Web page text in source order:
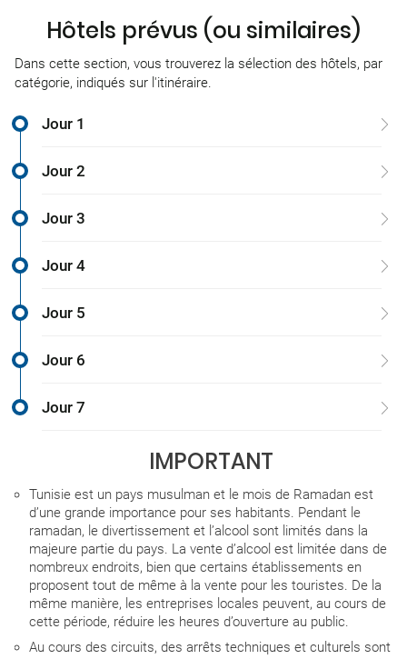
Hôtels prévus (ou similaires)
Dans cette section, vous trouverez la sélection des hôtels, par
catégorie, indiqués sur l'itinéraire.
Jour 1
Jour 2
Jour 3
Jour 4
Jour 5
Jour 6
Jour 7
IMPORTANT
Tunisie est un pays musulman et le mois de Ramadan est
d’une grande importance pour ses habitants. Pendant le
ramadan, le divertissement et l’alcool sont limités dans la
majeure partie du pays. La vente d’alcool est limitée dans de
nombreux endroits, bien que certains établissements en
proposent tout de même à la vente pour les touristes. De la
même manière, les entreprises locales peuvent, au cours de
cette période, réduire les heures d’ouverture au public.
Au cours des circuits, des arrêts techniques et culturels sont